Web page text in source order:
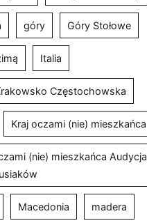
góry Góry Stołowe
Italia
Częstochowska
Kraj oczami (nie) mieszkańca
(nie) mieszkańca Audycja
Macedonia madera